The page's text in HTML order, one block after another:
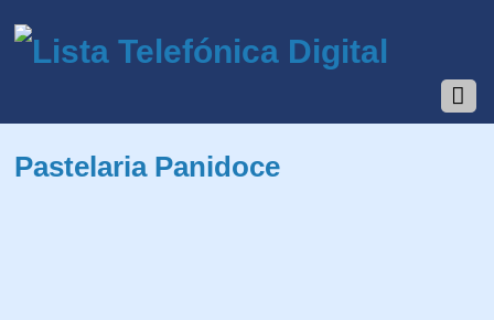
Pastelaria Panidoce